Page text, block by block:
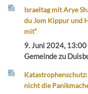
Israeltag mit Arye
du Jom Kippur und
mit“
9. Juni 2024,
Gemeinde zu
nicht die